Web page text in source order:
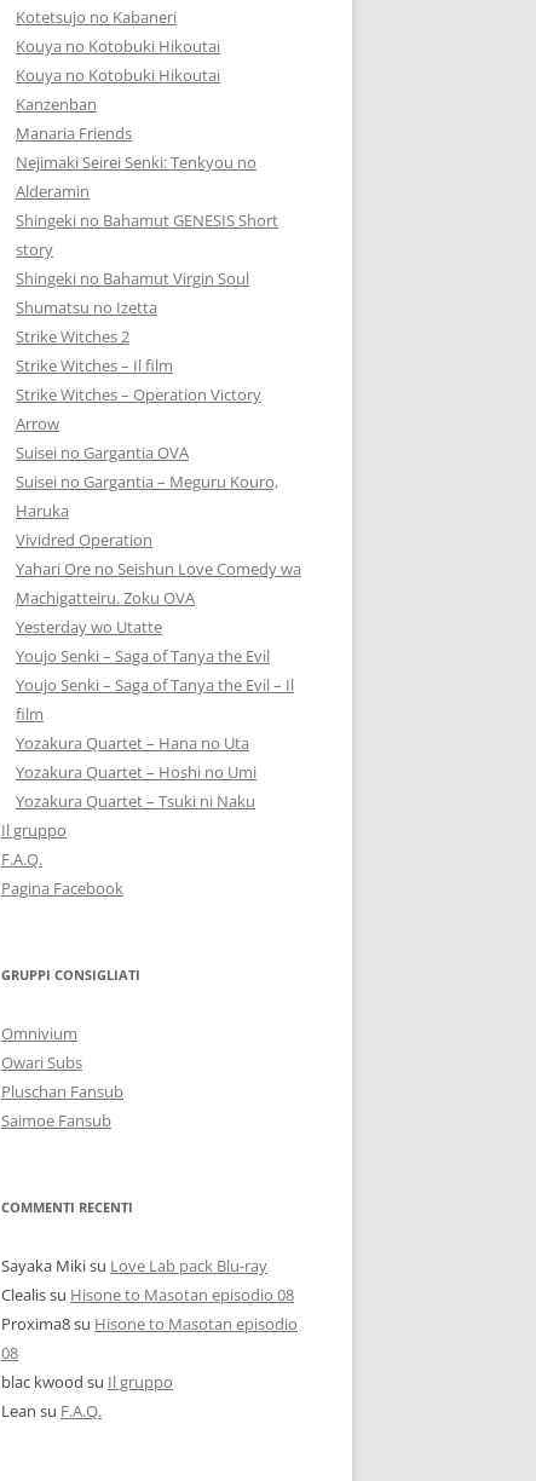
Kotetsujo no Kabaneri
Kouya no Kotobuki Hikoutai
Kouya no Kotobuki Hikoutai
Kanzenban
Manaria Friends
Nejimaki Seirei Senki: Tenkyou no
Alderamin
Shingeki no Bahamut GENESIS Short
story
Shingeki no Bahamut Virgin Soul
Shumatsu no Izetta
Strike Witches 2
Strike Witches – Il film
Strike Witches – Operation Victory
Arrow
Suisei no Gargantia OVA
Suisei no Gargantia – Meguru Kouro,
Haruka
Vividred Operation
Yahari Ore no Seishun Love Comedy wa
Machigatteiru. Zoku OVA
Yesterday wo Utatte
Youjo Senki – Saga of Tanya the Evil
Youjo Senki – Saga of Tanya the Evil – Il
film
Yozakura Quartet – Hana no Uta
Yozakura Quartet – Hoshi no Umi
Yozakura Quartet – Tsuki ni Naku
Il gruppo
F.A.Q.
Pagina Facebook
GRUPPI CONSIGLIATI
Omnivium
Owari Subs
Pluschan Fansub
Saimoe Fansub
COMMENTI RECENTI
Sayaka Mikisu Love Lab pack Blu-ray
Clealissu Hisone to Masotan episodio 08
Proxima8su Hisone to Masotan episodio
08
blac kwood su Il gruppo
Lean su F.A.Q.